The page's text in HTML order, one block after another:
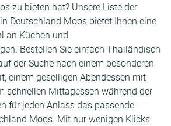
zu bieten hat? Unsere Liste der
Deutschland Moos bietet Ihnen eine
an Küchen und
Bestellen Sie einfach Thailändisch
der Suche nach einem besonderen
einem geselligen Abendessen mit
schnellen Mittagessen während der
für jeden Anlass das passende
Moos. Mit nur wenigen Klicks